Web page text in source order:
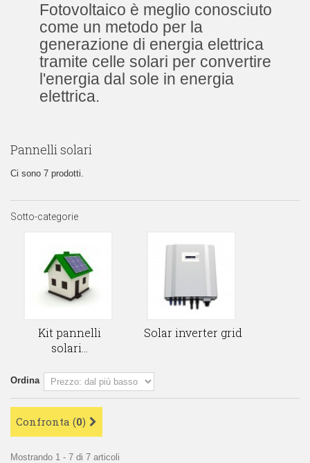
Fotovoltaico è meglio conosciuto
come un metodo per la
generazione di energia elettrica
tramite celle solari per convertire
l'energia dal sole in energia
elettrica.
Pannelli solari
Ci sono 7 prodotti.
Sotto-categorie
Kit pannelli
solari...
Solar inverter grid
Ordina
Confronta (0)
Mostrando 1 - 7 di 7 articoli